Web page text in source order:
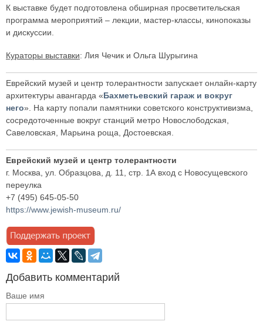
К выставке будет подготовлена обширная просветительская
программа мероприятий – лекции, мастер-классы, кинопоказы
и дискуссии.
Кураторы выставки: Лия Чечик и Ольга Шурыгина
Еврейский музей и центр толерантности запускает онлайн-карту
архитектуры авангарда «Бахметьевский гараж и вокруг
него». На карту попали памятники советского конструктивизма,
сосредоточенные вокруг станций метро Новослободская,
Савеловская, Марьина роща, Достоевская.
Еврейский музей и центр толерантности
г. Москва, ул. Образцова, д. 11, стр. 1А вход с Новосущевского
переулка
+7 (495) 645-05-50
https://www.jewish-museum.ru/
Добавить комментарий
Ваше имя